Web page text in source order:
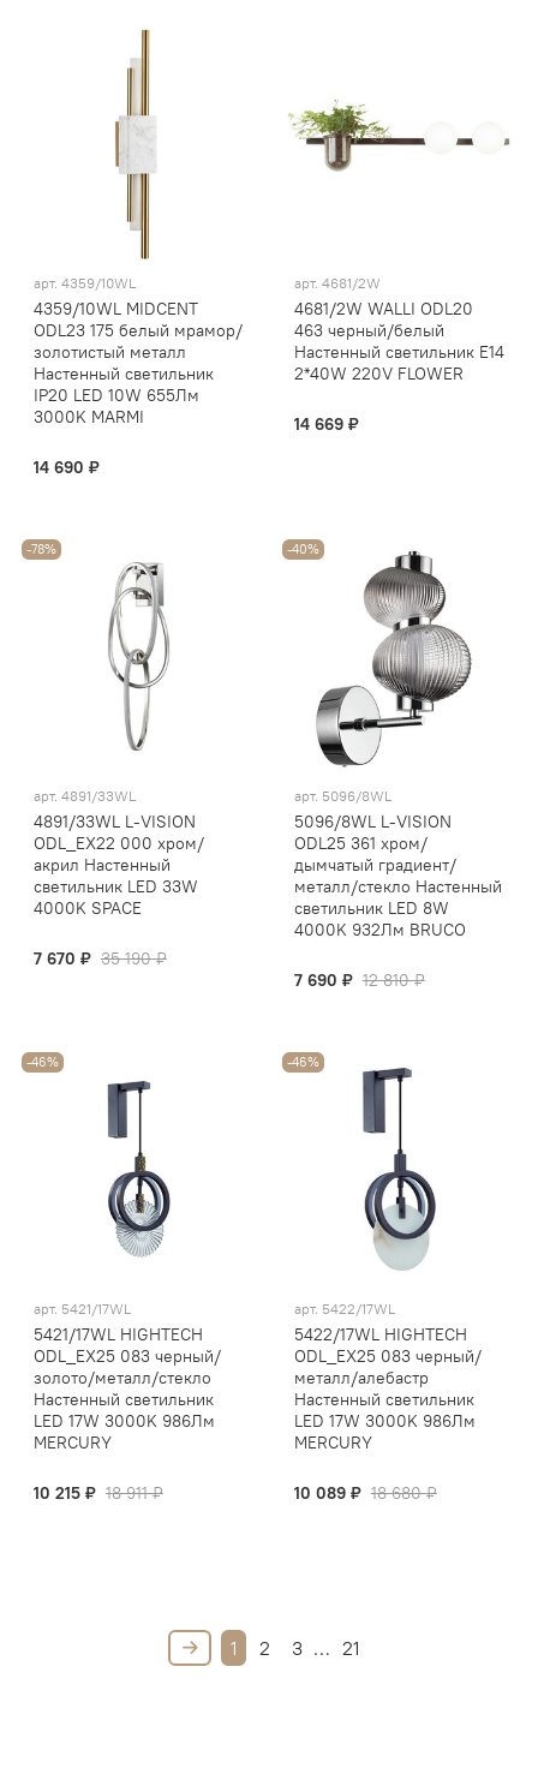
арт. 4359/10WL
4359/10WL MIDCENT
ODL23 175 белый мрамор/
золотистый металл
Настенный светильник
IP20 LED 10W 655Лм
3000K MARMI
14 690 ₽
арт. 4681/2W
4681/2W WALLI ODL20
463 черный/белый
Настенный светильник E14
2*40W 220V FLOWER
14 669 ₽
-78%
арт. 4891/33WL
4891/33WL L-VISION
ODL_EX22 000 хром/
акрил Настенный
светильник LED 33W
4000K SPACE
7 670 ₽ 35 190 ₽
-40%
арт. 5096/8WL
5096/8WL L-VISION
ODL25 361 хром/
дымчатый градиент/
металл/стекло Настенный
светильник LED 8W
4000K 932Лм BRUCO
7 690 ₽ 12 810 ₽
-46%
арт. 5421/17WL
5421/17WL HIGHTECH
ODL_EX25 083 черный/
золото/металл/стекло
Настенный светильник
LED 17W 3000K 986Лм
MERCURY
10 215 ₽ 18 911 ₽
-46%
арт. 5422/17WL
5422/17WL HIGHTECH
ODL_EX25 083 черный/
металл/алебастр
Настенный светильник
LED 17W 3000K 986Лм
MERCURY
10 089 ₽ 18 680 ₽
1 2 3 … 21